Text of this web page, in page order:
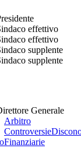
effettivo
effettivo
supplente
supplente
Generale
Arbitro
Controversie
Finanziarie